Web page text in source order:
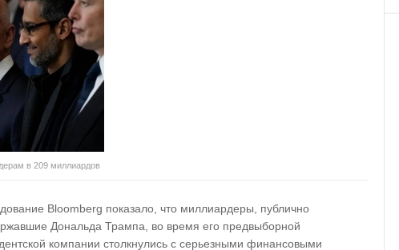
в 209 миллиардов
Bloomberg показало, что миллиардеры, публично
Дональда Трампа, во время его предвыборной
компании столкнулись с серьезными финансовыми